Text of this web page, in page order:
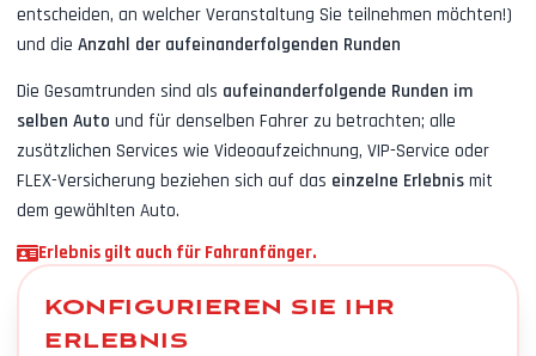
entscheiden, an welcher Veranstaltung Sie teilnehmen möchten!)
und die Anzahl der aufeinanderfolgenden Runden
Die Gesamtrunden sind als aufeinanderfolgende Runden im
selben Auto und für denselben Fahrer zu betrachten; alle
zusätzlichen Services wie Videoaufzeichnung, VIP-Service oder
FLEX-Versicherung beziehen sich auf das einzelne Erlebnis mit
dem gewählten Auto.
Erlebnis gilt auch für Fahranfänger.
KONFIGURIEREN SIE IHR
ERLEBNIS